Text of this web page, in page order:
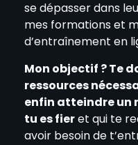
se dépasser dans
mes formations et
d’entraînement en
Mon objectif ? Te
ressources
enfin atteindre un
tu es fieret qui te
avoir besoin de